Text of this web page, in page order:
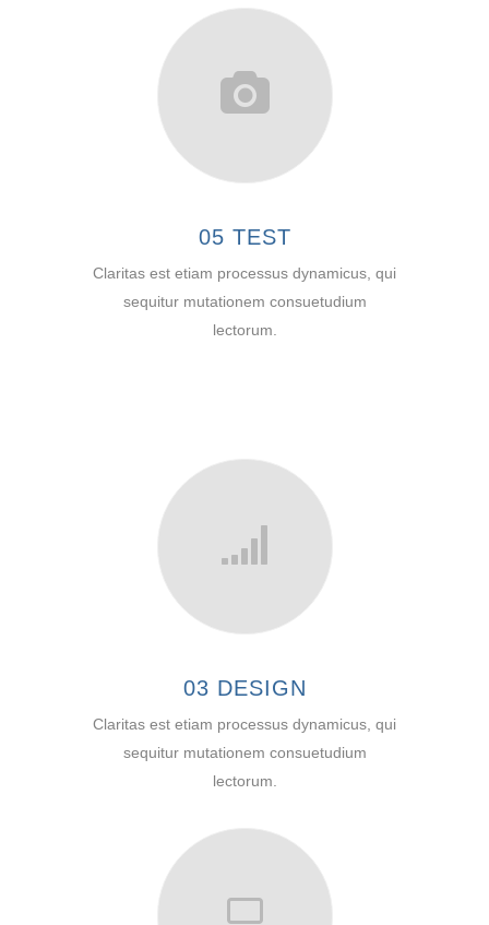
05 TEST
Claritas est etiam processus dynamicus, qui
sequitur mutationem consuetudium
lectorum.
03 DESIGN
Claritas est etiam processus dynamicus, qui
sequitur mutationem consuetudium
lectorum.